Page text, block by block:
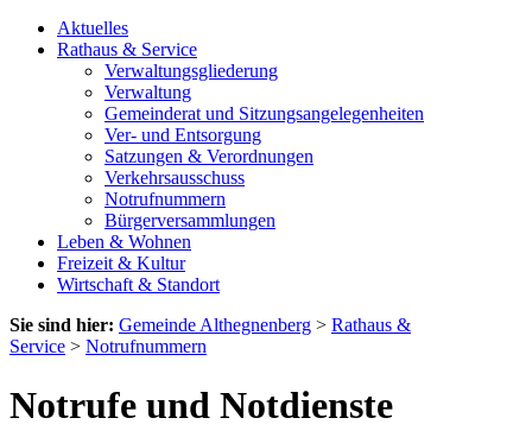
Aktuelles
Rathaus & Service
Verwaltungsgliederung
Verwaltung
Gemeinderat und Sitzungsangelegenheiten
Ver- und Entsorgung
Satzungen & Verordnungen
Verkehrsausschuss
Notrufnummern
Bürgerversammlungen
Leben & Wohnen
Freizeit & Kultur
Wirtschaft & Standort
Sie sind hier: Gemeinde Althegnenberg > Rathaus &
Service > Notrufnummern
Notrufe und Notdienste